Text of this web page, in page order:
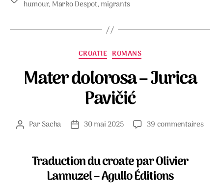
humour, Marko Despot,migrants
Catégories
CROATIE ROMANS
Mater dolorosa – Jurica
Pavičić
Auteur
ParSacha
Date30 mai 2025 39 commentairessur
Traduction du croate par Olivier
Lannuzel – Agullo Éditions